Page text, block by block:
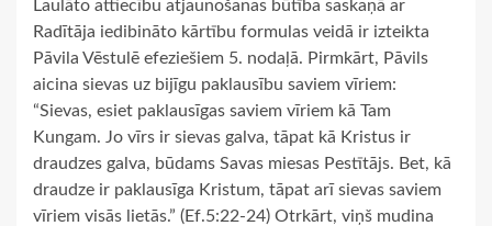
Laulāto attiecību atjaunošanas būtība saskaņā ar
Radītāja iedibināto kārtību formulas veidā ir izteikta
Pāvila Vēstulē efeziešiem 5. nodaļā. Pirmkārt, Pāvils
aicina sievas uz bijīgu paklausību saviem vīriem:
“Sievas, esiet paklausīgas saviem vīriem kā Tam
Kungam. Jo vīrs ir sievas galva, tāpat kā Kristus ir
draudzes galva, būdams Savas miesas Pestītājs. Bet, kā
draudze ir paklausīga Kristum, tāpat arī sievas saviem
vīriem visās lietās.” (Ef.5:22-24) Otrkārt, viņš mudina